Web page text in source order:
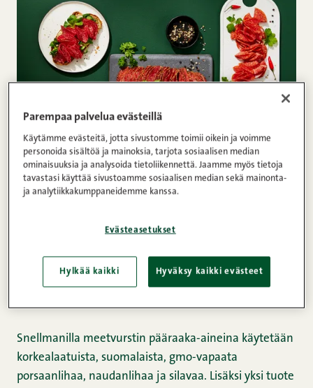
Tutustu seuraavassa meetvurstin valmistuksen
periaatteisiimme ja raaka-aineisiimme niin tiedät,
korkealaatuista lihaa
Snellmanilla meetvurstin pääraaka-aineina käytetään
korkealaatuista, suomalaista, gmo-vapaata
porsaanlihaa, naudanlihaa ja silavaa. Lisäksi yksi tuote
Parempaa palvelua evästeillä
Käytämme evästeitä, jotta sivustomme toimii oikein ja voimme
personoida sisältöä ja mainoksia, tarjota sosiaalisen median
ominaisuuksia ja analysoida tietoliikennettä. Jaamme myös tietoja
tavastasi käyttää sivustoamme sosiaalisen median sekä mainonta-
ja analytiikkakumppaneidemme kanssa.
Evästeasetukset
Hylkää kaikki Hyväksy kaikki evästeet